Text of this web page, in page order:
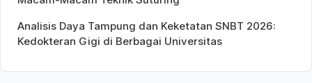
Analisis Daya Tampung dan Keketatan SNBT 2026:
Kedokteran Gigi di Berbagai Universitas